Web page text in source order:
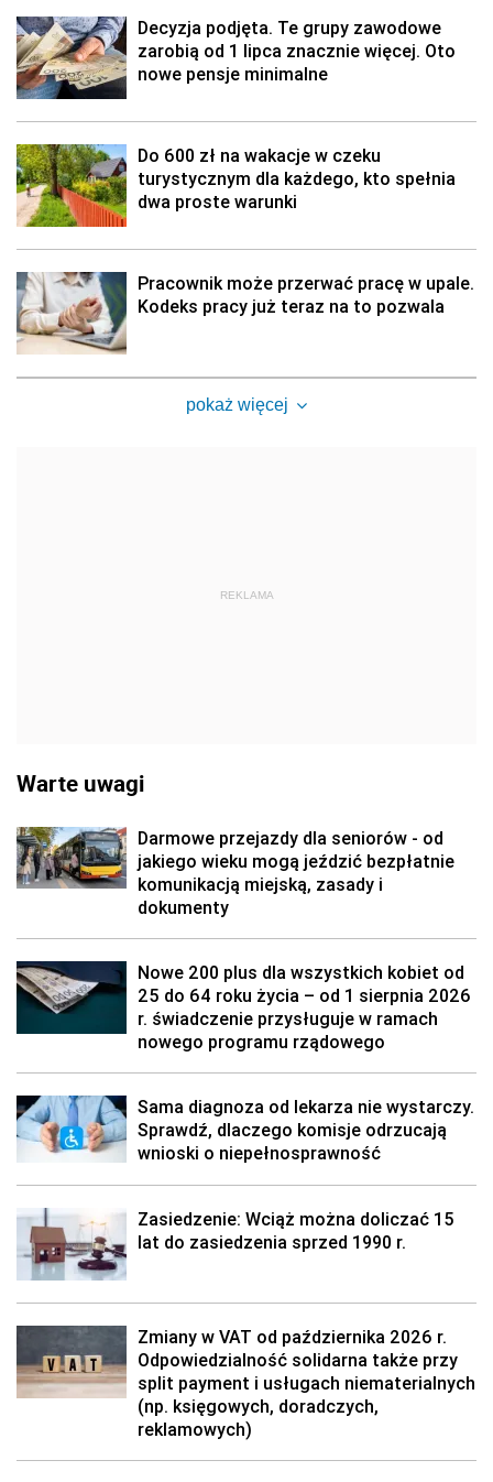
Decyzja podjęta. Te grupy zawodowe
zarobią od 1 lipca znacznie więcej. Oto
nowe pensje minimalne
Do 600 zł na wakacje w czeku
turystycznym dla każdego, kto spełnia
dwa proste warunki
Pracownik może przerwać pracę w upale.
Kodeks pracy już teraz na to pozwala
pokaż więcej
REKLAMA
Warte uwagi
Darmowe przejazdy dla seniorów - od
jakiego wieku mogą jeździć bezpłatnie
komunikacją miejską, zasady i
dokumenty
Nowe 200 plus dla wszystkich kobiet od
25 do 64 roku życia – od 1 sierpnia 2026
r. świadczenie przysługuje w ramach
nowego programu rządowego
Sama diagnoza od lekarza nie wystarczy.
Sprawdź, dlaczego komisje odrzucają
wnioski o niepełnosprawność
Zasiedzenie: Wciąż można doliczać 15
lat do zasiedzenia sprzed 1990 r.
Zmiany w VAT od października 2026 r.
Odpowiedzialność solidarna także przy
split payment i usługach niematerialnych
(np. księgowych, doradczych,
reklamowych)